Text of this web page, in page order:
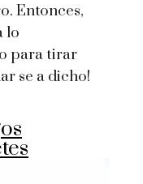
Entonces,
lo
para tirar
se a dicho!